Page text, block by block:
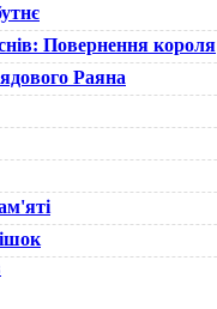
Повернення короля
Раяна